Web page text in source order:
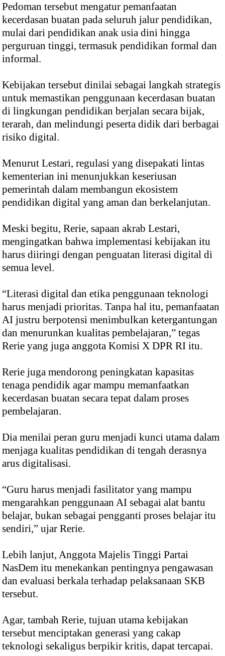
Pedoman tersebut mengatur pemanfaatan
kecerdasan buatan pada seluruh jalur pendidikan,
mulai dari pendidikan anak usia dini hingga
perguruan tinggi, termasuk pendidikan formal dan
informal.
Kebijakan tersebut dinilai sebagai langkah strategis
untuk memastikan penggunaan kecerdasan buatan
di lingkungan pendidikan berjalan secara bijak,
terarah, dan melindungi peserta didik dari berbagai
risiko digital.
Menurut Lestari, regulasi yang disepakati lintas
kementerian ini menunjukkan keseriusan
pemerintah dalam membangun ekosistem
pendidikan digital yang aman dan berkelanjutan.
Meski begitu, Rerie, sapaan akrab Lestari,
mengingatkan bahwa implementasi kebijakan itu
harus diiringi dengan penguatan literasi digital di
semua level.
“Literasi digital dan etika penggunaan teknologi
harus menjadi prioritas. Tanpa hal itu, pemanfaatan
AI justru berpotensi menimbulkan ketergantungan
dan menurunkan kualitas pembelajaran,” tegas
Rerie yang juga anggota Komisi X DPR RI itu.
Rerie juga mendorong peningkatan kapasitas
tenaga pendidik agar mampu memanfaatkan
kecerdasan buatan secara tepat dalam proses
pembelajaran.
Dia menilai peran guru menjadi kunci utama dalam
menjaga kualitas pendidikan di tengah derasnya
arus digitalisasi.
“Guru harus menjadi fasilitator yang mampu
mengarahkan penggunaan AI sebagai alat bantu
belajar, bukan sebagai pengganti proses belajar itu
sendiri,” ujar Rerie.
Lebih lanjut, Anggota Majelis Tinggi Partai
NasDem itu menekankan pentingnya pengawasan
dan evaluasi berkala terhadap pelaksanaan SKB
tersebut.
Agar, tambah Rerie, tujuan utama kebijakan
tersebut menciptakan generasi yang cakap
teknologi sekaligus berpikir kritis, dapat tercapai.